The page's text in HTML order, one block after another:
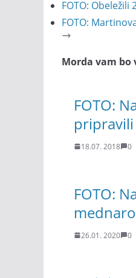
FOTO:
FOTO:
Morda vam bo
FOTO:
18.07. 2018 0
FOTO:
26.01. 2020 0